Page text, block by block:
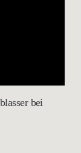
bei